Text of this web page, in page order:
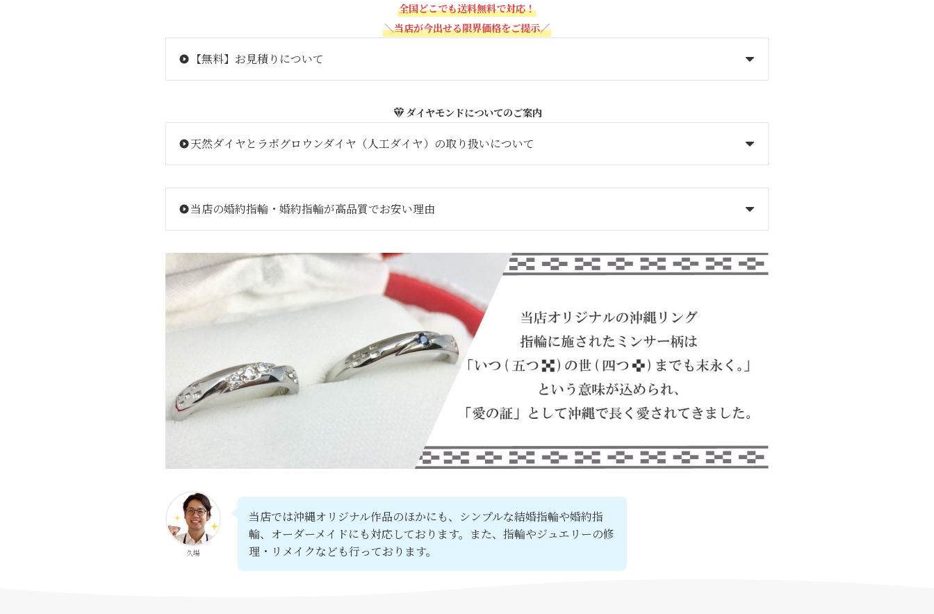
全国どこでも送料無料で対応！
＼当店が今出せる限界価格をご提示／
【無料】お見積りについて
ダイヤモンドについてのご案内
天然ダイヤとラボグロウンダイヤ（人工ダイヤ）の取り扱いについて
当店の婚約指輪・婚約指輪が高品質でお安い理由
久場
当店では沖縄オリジナル作品のほかにも、シンプルな結婚指輪や婚約指
輪、オーダーメイドにも対応しております。また、指輪やジュエリーの修
理・リメイクなども行っております。